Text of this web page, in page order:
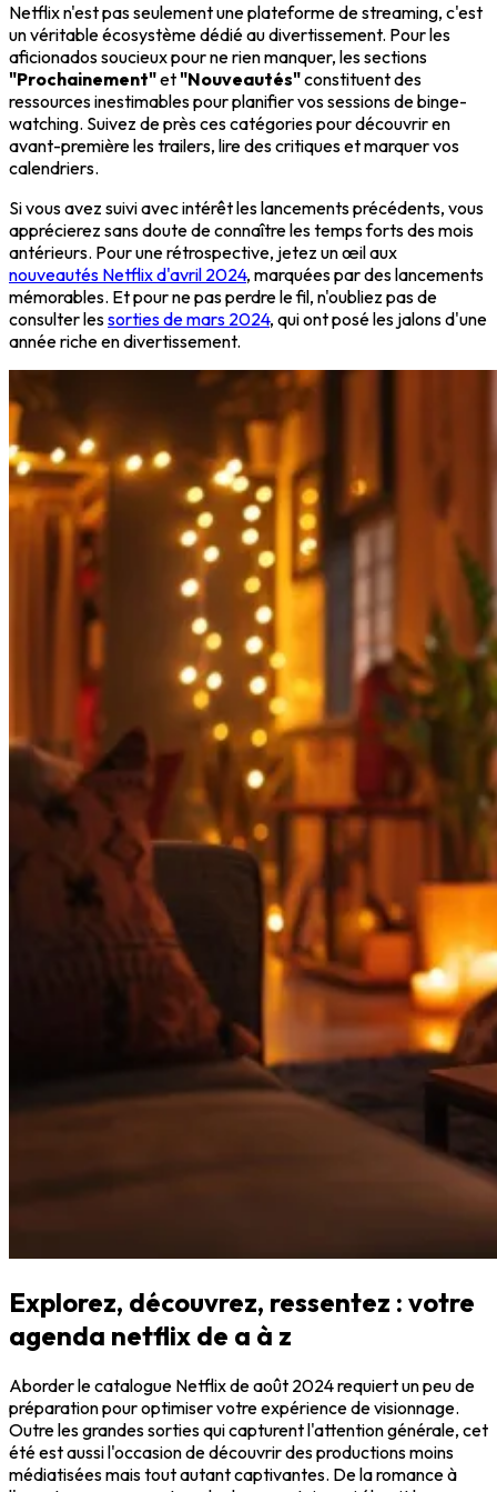
Netflix n'est pas seulement une plateforme de streaming, c'est
un véritable écosystème dédié au divertissement. Pour les
aficionados soucieux pour ne rien manquer, les sections
"Prochainement"et"Nouveautés"constituent des
ressources inestimables pour planifier vos sessions de binge-
watching. Suivez de près ces catégories pour découvrir en
avant-première les trailers, lire des critiques et marquer vos
calendriers.
Si vous avez suivi avec intérêt les lancements précédents, vous
apprécierez sans doute de connaître les temps forts des mois
antérieurs. Pour une rétrospective, jetez un œil aux
nouveautés Netflix d'avril 2024, marquées par des lancements
mémorables. Et pour ne pas perdre le fil, n'oubliez pas de
consulter lessorties de mars 2024, qui ont posé les jalons d'une
année riche en divertissement.
Explorez, découvrez, ressentez : votre
agenda netflix de a à z
Aborder le catalogue Netflix de août 2024 requiert un peu de
préparation pour optimiser votre expérience de visionnage.
Outre les grandes sorties qui capturent l'attention générale, cet
été est aussi l'occasion de découvrir des productions moins
médiatisées mais tout autant captivantes. De la romance à